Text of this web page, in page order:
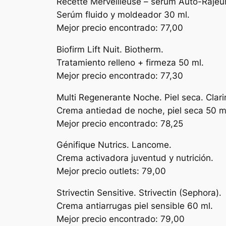
Serúm fluido y moldeador 30 ml.
Mejor precio encontrado: 77,00
Biofirm Lift Nuit. Biotherm.
Tratamiento relleno + firmeza 50 ml.
Mejor precio encontrado: 77,30
Multi Regenerante Noche. Piel seca.
Crema antiedad de noche, piel seca 50
Mejor precio encontrado: 78,25
Génifique Nutrics. Lancome.
Crema activadora juventud y nutrición.
Mejor precio outlets: 79,00
Strivectin Sensitive. Strivectin (Sephora).
Crema antiarrugas piel sensible 60 ml.
Mejor precio encontrado: 79,00